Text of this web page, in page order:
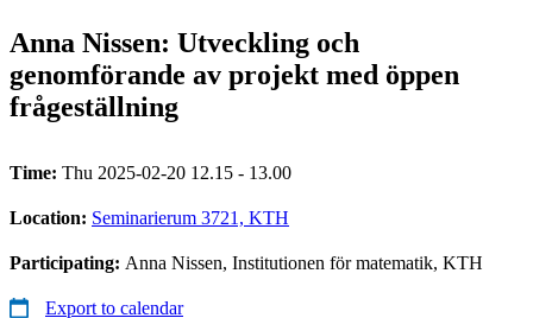
Anna Nissen: Utveckling och
genomförande av projekt med öppen
frågeställning
Time: Thu 2025-02-20 12.15 - 13.00
Location: Seminarierum 3721, KTH
Participating: Anna Nissen, Institutionen för matematik, KTH
Export to calendar